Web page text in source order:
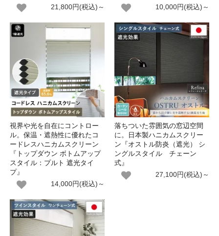
21,800円(税込)～
10,000円(税込)～
視界や光を自在にコントロー
ル。保温・遮熱性に優れたコ
ードレスハニカムスクリーン
『トップダウン ボトムアップ
スタイル：プルト 遮光タイ
プ』
14,000円(税込)～
落ちついた雰囲気の窓辺空間
に。日本製ハニカムスクリー
ン『オストル防炎（遮光） シ
ングルスタイル チェーン
式』
27,100円(税込)～